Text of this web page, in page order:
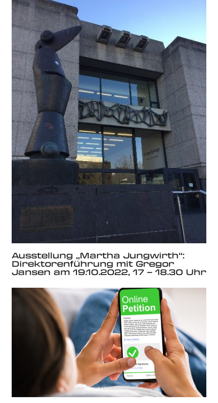
Ausstellung „Martha Jungwirth“:
Direktorenführung mit Gregor
Jansen am 19.10.2022, 17 – 18.30 Uhr